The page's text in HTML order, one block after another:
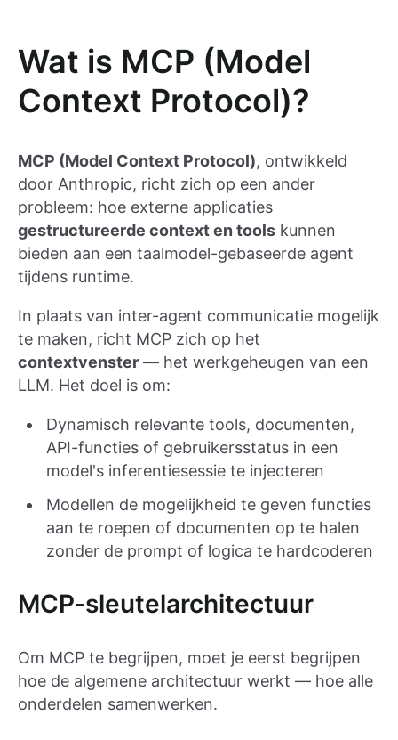
Wat is MCP (Model
Context Protocol)?
MCP (Model Context Protocol), ontwikkeld
door Anthropic, richt zich op een ander
probleem: hoe externe applicaties
gestructureerde context en tools kunnen
bieden aan een taalmodel-gebaseerde agent
tijdens runtime.
In plaats van inter-agent communicatie mogelijk
te maken, richt MCP zich op het
contextvenster — het werkgeheugen van een
LLM. Het doel is om:
Dynamisch relevante tools, documenten,
API-functies of gebruikersstatus in een
model's inferentiesessie te injecteren
Modellen de mogelijkheid te geven functies
aan te roepen of documenten op te halen
zonder de prompt of logica te hardcoderen
MCP-sleutelarchitectuur
Om MCP te begrijpen, moet je eerst begrijpen
hoe de algemene architectuur werkt — hoe alle
onderdelen samenwerken.